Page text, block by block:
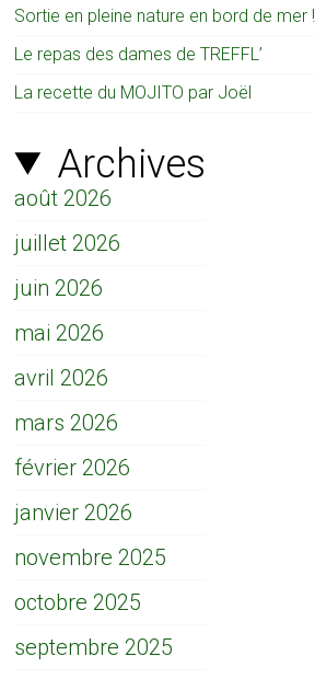
Sortie en pleine nature en bord de mer !
Le repas des dames de TREFFL’
La recette du MOJITO par Joël
Archives
août 2026
juillet 2026
juin 2026
mai 2026
avril 2026
mars 2026
février 2026
janvier 2026
novembre 2025
octobre 2025
septembre 2025